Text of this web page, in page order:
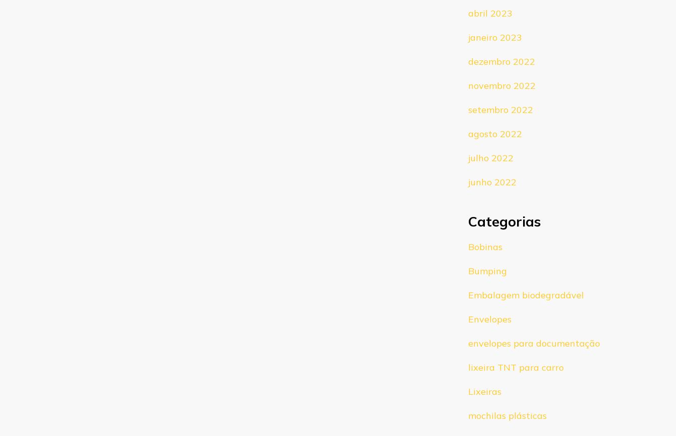
abril 2023
janeiro 2023
dezembro 2022
novembro 2022
setembro 2022
agosto 2022
julho 2022
junho 2022
Categorias
Bobinas
Bumping
Embalagem biodegradável
Envelopes
envelopes para documentação
lixeira TNT para carro
Lixeiras
mochilas plásticas